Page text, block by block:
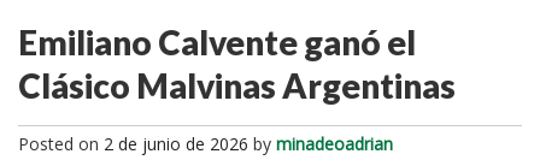
Emiliano Calvente ganó el
Clásico Malvinas Argentinas
Posted on 2 de junio de 2026 by minadeoadrian